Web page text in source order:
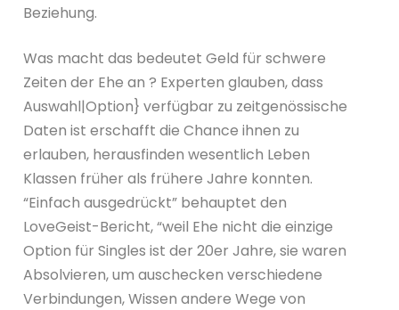
Beziehung.
Was macht das bedeutet Geld für schwere
Zeiten der Ehe an ? Experten glauben, dass
Auswahl|Option} verfügbar zu zeitgenössische
Daten ist erschafft die Chance ihnen zu
erlauben, herausfinden wesentlich Leben
Klassen früher als frühere Jahre konnten.
“Einfach ausgedrückt” behauptet den
LoveGeist-Bericht, “weil Ehe nicht die einzige
Option für Singles ist der 20er Jahre, sie waren
Absolvieren, um auschecken verschiedene
Verbindungen, Wissen andere Wege von